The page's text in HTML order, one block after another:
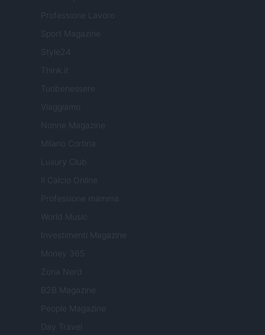
Professione Lavoro
Sport Magazine
Style24
Think.it
Tuobenessere
Viaggiamo
Nonne Magazine
Milano Cortina
Luxury Club
Il Calcio Online
Professione mamma
World Music
Investimenti Magazine
Money 365
Zona Nerd
B2B Magazine
People Magazine
Day Travel